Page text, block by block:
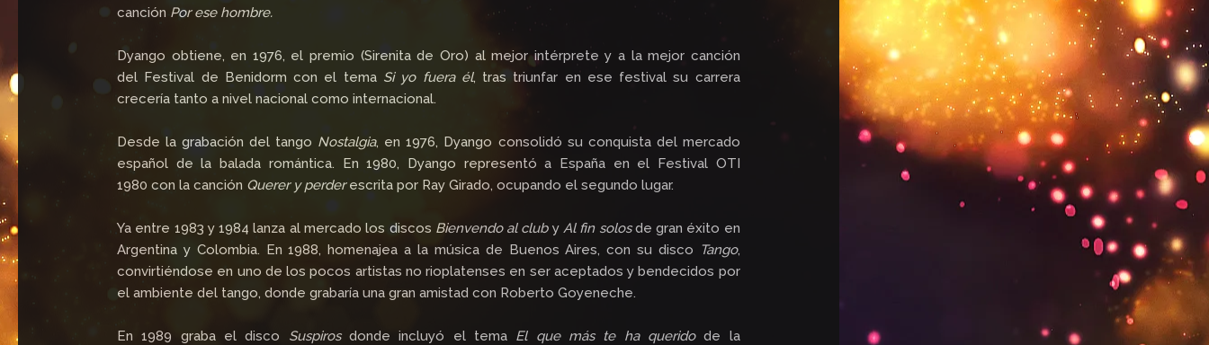
canción Por ese hombre.
Dyango obtiene, en 1976, el premio (Sirenita de Oro) al mejor intérprete y a la mejor canción
del Festival de Benidorm con el tema Si yo fuera él, tras triunfar en ese festival su carrera
crecería tanto a nivel nacional como internacional.
Desde la grabación del tango Nostalgia, en 1976, Dyango consolidó su conquista del mercado
español de la balada romántica. En 1980, Dyango representó a España en el Festival OTI
1980 con la canción Querer y perderescrita por Ray Girado, ocupando el segundo lugar.
Ya entre 1983 y 1984 lanza al mercado los discos Bienvendo al clubyAl fin solosde gran éxito en
Argentina y Colombia. En 1988, homenajea a la música de Buenos Aires, con su disco Tango,
convirtiéndose en uno de los pocos artistas no rioplatenses en ser aceptados y bendecidos por
el ambiente del tango, donde grabaría una gran amistad con Roberto Goyeneche.
En 1989 graba el disco Suspirosdonde incluyó el tema El que más te ha queridode la